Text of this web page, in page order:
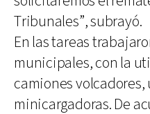
Tribunales”, subrayó.
En las tareas
municipales, con la
camiones
minicargadoras. De